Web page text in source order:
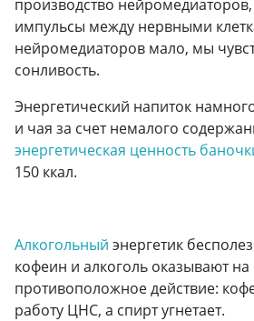
производство
импульсы между нервными
нейромедиаторов мало, мы
сонливость.
Энергетический напиток
и чая за счет немалого
энергетическая ценность
150 ккал.
Алкогольный энергетик
кофеин и алкоголь оказывают
противоположное действие:
работу ЦНС, а спирт угнетает.